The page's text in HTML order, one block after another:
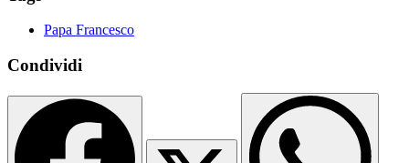
Papa Francesco
Condividi